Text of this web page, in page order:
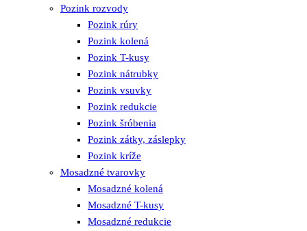
Pozink rozvody
Pozink rúry
Pozink kolená
Pozink T-kusy
Pozink nátrubky
Pozink vsuvky
Pozink redukcie
Pozink šróbenia
Pozink zátky, záslepky
Pozink kríže
Mosadzné tvarovky
Mosadzné kolená
Mosadzné T-kusy
Mosadzné redukcie